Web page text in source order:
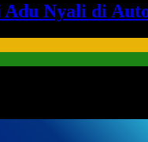
Nyali di